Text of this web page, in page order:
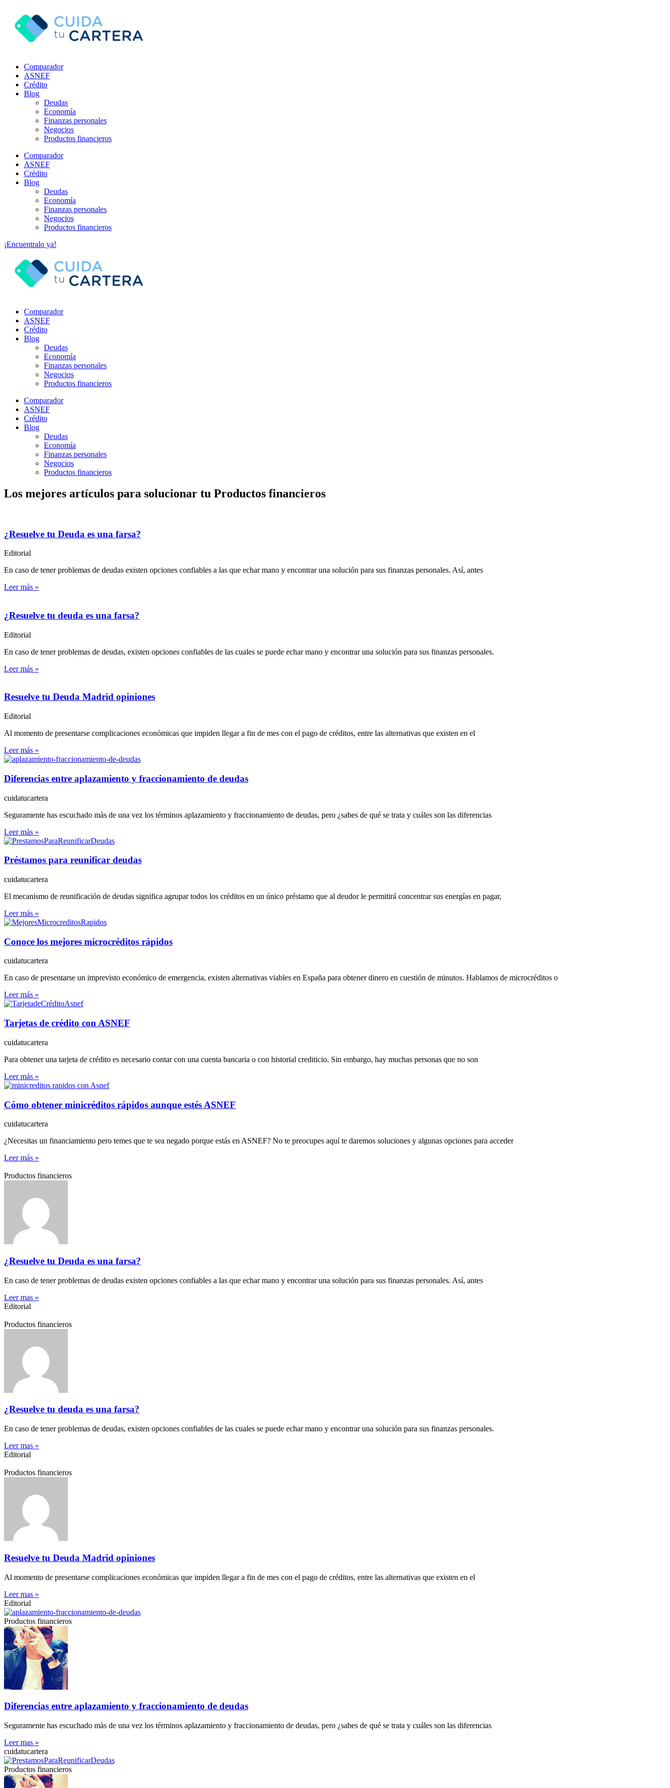
Comparador
ASNEF
Crédito
Blog
Deudas
Economía
Finanzas personales
Negocios
Productos financieros
Comparador
ASNEF
Crédito
Blog
Deudas
Economía
Finanzas personales
Negocios
Productos financieros
¡Encuentralo ya!
Comparador
ASNEF
Crédito
Blog
Deudas
Economía
Finanzas personales
Negocios
Productos financieros
Comparador
ASNEF
Crédito
Blog
Deudas
Economía
Finanzas personales
Negocios
Productos financieros
Los mejores artículos para solucionar tu Productos financieros
¿Resuelve tu Deuda es una farsa?
Editorial
En caso de tener problemas de deudas existen opciones confiables a las que echar mano y encontrar una solución para sus finanzas personales. Así, antes
Leer más »
¿Resuelve tu deuda es una farsa?
Editorial
En caso de tener problemas de deudas, existen opciones confiables de las cuales se puede echar mano y encontrar una solución para sus finanzas personales.
Leer más »
Resuelve tu Deuda Madrid opiniones
Editorial
Al momento de presentarse complicaciones económicas que impiden llegar a fin de mes con el pago de créditos, entre las alternativas que existen en el
Leer más »
Diferencias entre aplazamiento y fraccionamiento de deudas
cuidatucartera
Seguramente has escuchado màs de una vez los términos aplazamiento y fraccionamiento de deudas, pero ¿sabes de qué se trata y cuáles son las diferencias
Leer más »
Préstamos para reunificar deudas
cuidatucartera
El mecanismo de reunificación de deudas significa agrupar todos los créditos en un único préstamo que al deudor le permitirá concentrar sus energías en pagar,
Leer más »
Conoce los mejores microcréditos rápidos
cuidatucartera
En caso de presentarse un imprevisto económico de emergencia, existen alternativas viables en España para obtener dinero en cuestión de minutos. Hablamos de microcréditos o
Leer más »
Tarjetas de crédito con ASNEF
cuidatucartera
Para obtener una tarjeta de crédito es necesario contar con una cuenta bancaria o con historial crediticio. Sin embargo, hay muchas personas que no son
Leer más »
Cómo obtener minicréditos rápidos aunque estés ASNEF
cuidatucartera
¿Necesitas un financiamiento pero temes que te sea negado porque estás en ASNEF? No te preocupes aquí te daremos soluciones y algunas opciones para acceder
Leer más »
Productos financieros
¿Resuelve tu Deuda es una farsa?
En caso de tener problemas de deudas existen opciones confiables a las que echar mano y encontrar una solución para sus finanzas personales. Así, antes
Leer mas »
Editorial
Productos financieros
¿Resuelve tu deuda es una farsa?
En caso de tener problemas de deudas, existen opciones confiables de las cuales se puede echar mano y encontrar una solución para sus finanzas personales.
Leer mas »
Editorial
Productos financieros
Resuelve tu Deuda Madrid opiniones
Al momento de presentarse complicaciones económicas que impiden llegar a fin de mes con el pago de créditos, entre las alternativas que existen en el
Leer mas »
Editorial
Productos financieros
Diferencias entre aplazamiento y fraccionamiento de deudas
Seguramente has escuchado màs de una vez los términos aplazamiento y fraccionamiento de deudas, pero ¿sabes de qué se trata y cuáles son las diferencias
Leer mas »
cuidatucartera
Productos financieros